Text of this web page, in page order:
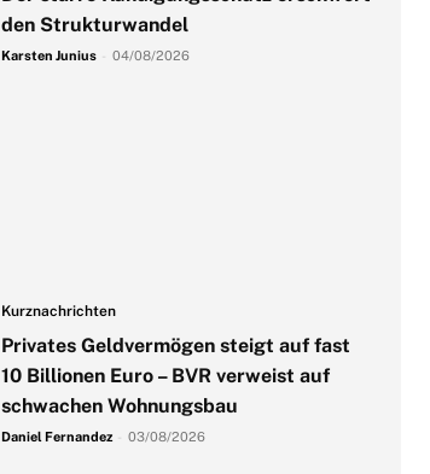
den Strukturwandel
Karsten Junius 04/08/2026
Kurznachrichten
Privates Geldvermögen steigt auf fast
10 Billionen Euro – BVR verweist auf
schwachen Wohnungsbau
Daniel Fernandez 03/08/2026